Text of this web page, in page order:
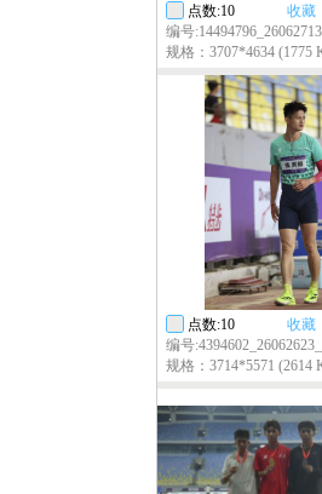
收藏
点数:10
编号
规格：3707*4634 (1775
收藏
点数:10
编号
规格：3714*5571 (2614